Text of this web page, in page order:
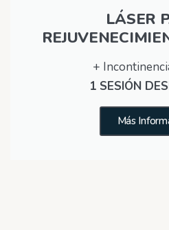
LÁSER
+
1 SESIÓN
Más